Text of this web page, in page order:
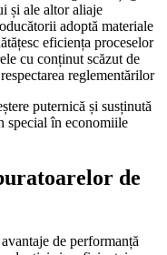
și ale altor aliaje
adoptă materiale
eficiența proceselor
cu conținut scăzut de
reglementărilor
puternică și susținută
special în economiile
de
de performanță